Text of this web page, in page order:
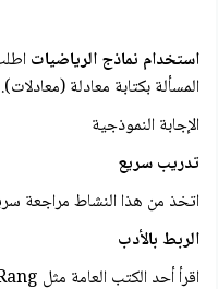
استخدام نماذج الرياضيات
المسألة بكتابة معادلة (معادلات).
الإجابة النموذجية
تدريب سريع
اتخذ من هذا النشاط مراجعة
الربط بالأدب